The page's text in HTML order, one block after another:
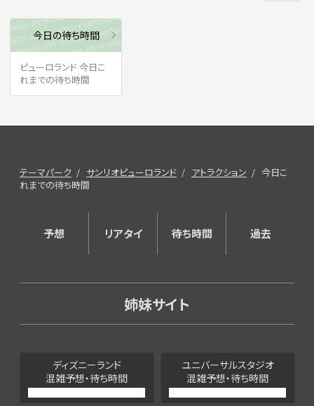
今日の待ち時間
ピューロランド 今日こ
れまでの待ち時間
テーマパーク サンリオピューロランド アトラクション
今日こ
れまでの待ち時間
予想 リアタイ 待ち時間 過去
姉妹サイト
ディズニーランド
混雑予想・待ち時間
ユニバーサルスタジオ
混雑予想・待ち時間